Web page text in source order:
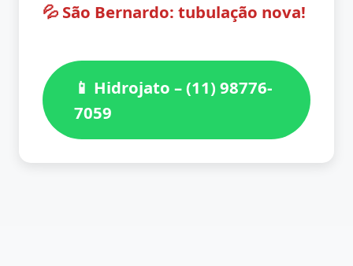
💦 São Bernardo: tubulação nova!
📱 Hidrojato – (11) 98776-
7059